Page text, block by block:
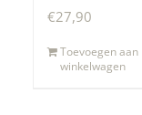
€27,90
Toevoegen aan
winkelwagen